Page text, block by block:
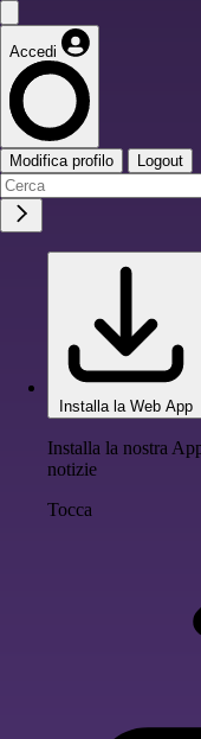
Accedi
Modifica profilo Logout
Installa la Web App
Installa la nostra
notizie
Tocca